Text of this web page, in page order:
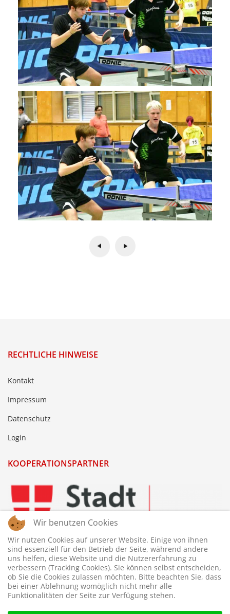
RECHTLICHE HINWEISE
Kontakt
Impressum
Datenschutz
Login
KOOPERATIONSPARTNER
Wir benutzen Cookies
Wir nutzen Cookies auf unserer Website. Einige von ihnen
sind essenziell für den Betrieb der Seite, während andere
uns helfen, diese Website und die Nutzererfahrung zu
verbessern (Tracking Cookies). Sie können selbst entscheiden,
ob Sie die Cookies zulassen möchten. Bitte beachten Sie, dass
bei einer Ablehnung womöglich nicht mehr alle
Funktionalitäten der Seite zur Verfügung stehen.